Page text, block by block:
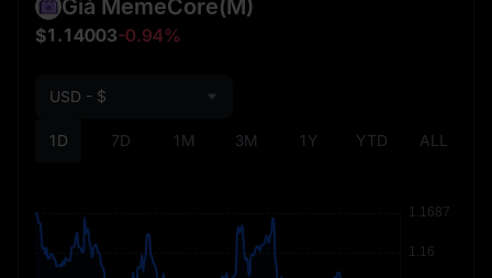
Giá MemeCore(M)
$1.14003-0.94%
1D 7D 1M 3M 1Y YTD ALL
USD - $